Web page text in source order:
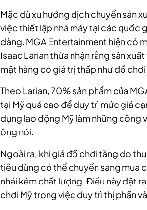
Mặc dù xu hướng dịch chuyển sản
việc thiết lập nhà máy tại các quốc
dàng. MGA Entertainment hiện có
Isaac Larian thừa nhận rằng sản
mặt hàng có giá trị thấp như đồ chơi.
Theo Larian, 70% sản phẩm của
tại Mỹ quá cao để duy trì mức giá
dụng lao động Mỹ làm những công
ông nói.
Ngoài ra, khi giá đồ chơi tăng do
tiêu dùng có thể chuyển sang mua
nhái kém chất lượng. Điều này đặt
chơi Mỹ trong việc duy trì thị phần